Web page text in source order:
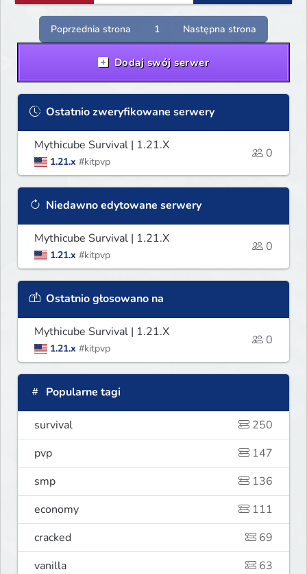
Poprzednia strona 1 Następna strona
Dodaj swój serwer
Ostatnio zweryfikowane serwery
Mythicube Survival | 1.21.X
1.21.x #kitpvp
0
Niedawno edytowane serwery
Mythicube Survival | 1.21.X
1.21.x #kitpvp
0
Ostatnio głosowano na
Mythicube Survival | 1.21.X
1.21.x #kitpvp
0
Popularne tagi
survival
250
pvp
147
smp
136
economy
111
cracked
69
vanilla
63